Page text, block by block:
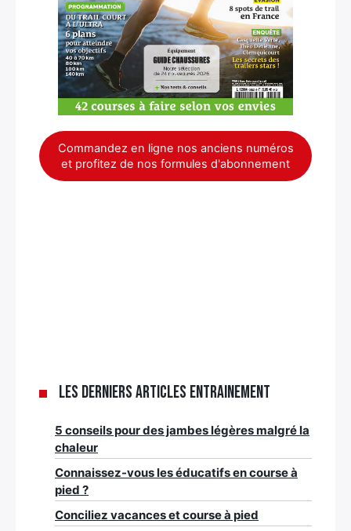
Commandez en ligne nos anciens numéros
et profitez de nos formules d'abonnement
Les derniers articles Entrainement
5 conseils pour des jambes légères malgré la
chaleur
Connaissez-vous les éducatifs en course à
pied ?
Conciliez vacances et course à pied